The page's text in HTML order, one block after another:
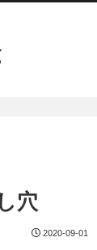
穴
2020-09-01